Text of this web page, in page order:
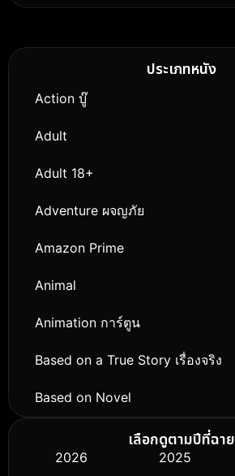
ประเภทหนัง
Action บู๊
Adult
Adult 18+
Adventure ผจญภัย
Amazon Prime
Animal
Animation การ์ตูน
Based on a True Story เรื่องจริง
Based on Novel
Biography ชีวิตจริงเลือกดูตามปีที่ฉาย
2026 2025